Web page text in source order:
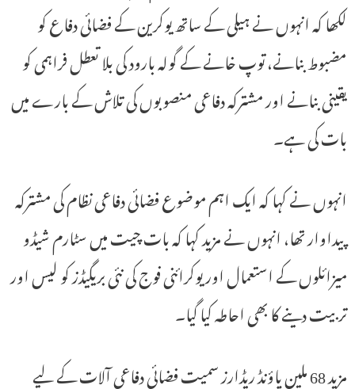
لکھا کہ انہوں نے ہیلی کے ساتھ یوکرین کے فضائی دفاع کو
مضبوط بنانے، توپ خانے کے گولہ بارود کی بلا تعطل فراہمی کو
یقینی بنانے اور مشترکہ دفاعی منصوبوں کی تلاش کے بارے میں
بات کی ہے۔
انہوں نے کہا کہ ایک اہم موضوع فضائی دفاعی نظام کی مشترکہ
پیداوار تھا، انہوں نے مزید کہا کہ بات چیت میں سٹارم شیڈو
میزائلوں کے استعمال اور یوکرائنی فوج کی نئی بریگیڈز کو لیس اور
تربیت دینے کا بھی احاطہ کیا گیا۔
مزید 68 ملین پاؤنڈ ریڈارز سمیت فضائی دفاعی آلات کے لیے